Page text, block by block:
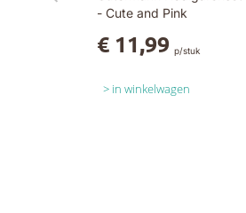
- Cute and Pink
€ 11,99 p/stuk
in winkelwagen